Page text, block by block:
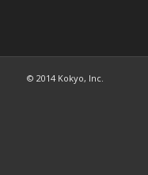
© 2014 Kokyo, Inc.